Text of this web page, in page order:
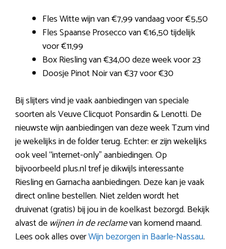
Fles Witte wijn van €7,99 vandaag voor €5,50
Fles Spaanse Prosecco van €16,50 tijdelijk
voor €11,99
Box Riesling van €34,00 deze week voor 23
Doosje Pinot Noir van €37 voor €30
Bij slijters vind je vaak aanbiedingen van speciale
soorten als Veuve Clicquot Ponsardin & Lenotti. De
nieuwste wijn aanbiedingen van deze week Tzum vind
je wekelijks in de folder terug. Echter: er zijn wekelijks
ook veel “internet-only” aanbiedingen. Op
bijvoorbeeld plus.nl tref je dikwijls interessante
Riesling en Garnacha aanbiedingen. Deze kan je vaak
direct online bestellen. Niet zelden wordt het
druivenat (gratis) bij jou in de koelkast bezorgd. Bekijk
alvast de wijnen in de reclamevan komend maand.
Lees ook alles overWijn bezorgen in Baarle-Nassau.